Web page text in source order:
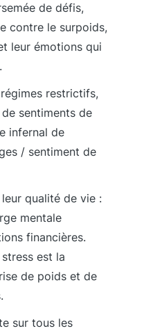
de défis,
contre le surpoids,
leur émotions qui
restrictifs,
sentiments de
infernal de
/ sentiment de
qualité de vie :
mentale
financières.
est la
de poids et de
sur tous les